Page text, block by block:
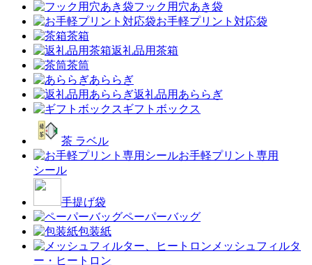
フック用穴あき袋
お手軽プリント対応袋
茶箱
返礼品用茶箱
茶筒
あららぎ
返礼品用あららぎ
ギフトボックス
茶 ラベル
お手軽プリント専用
シール
手提げ袋
ペーパーバッグ
包装紙
メッシュフィルタ
ー・ヒートロン